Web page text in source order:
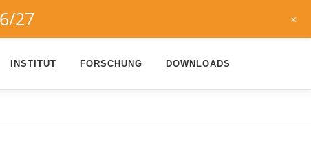
INSTITUT FORSCHUNG DOWNLOADS
27 +